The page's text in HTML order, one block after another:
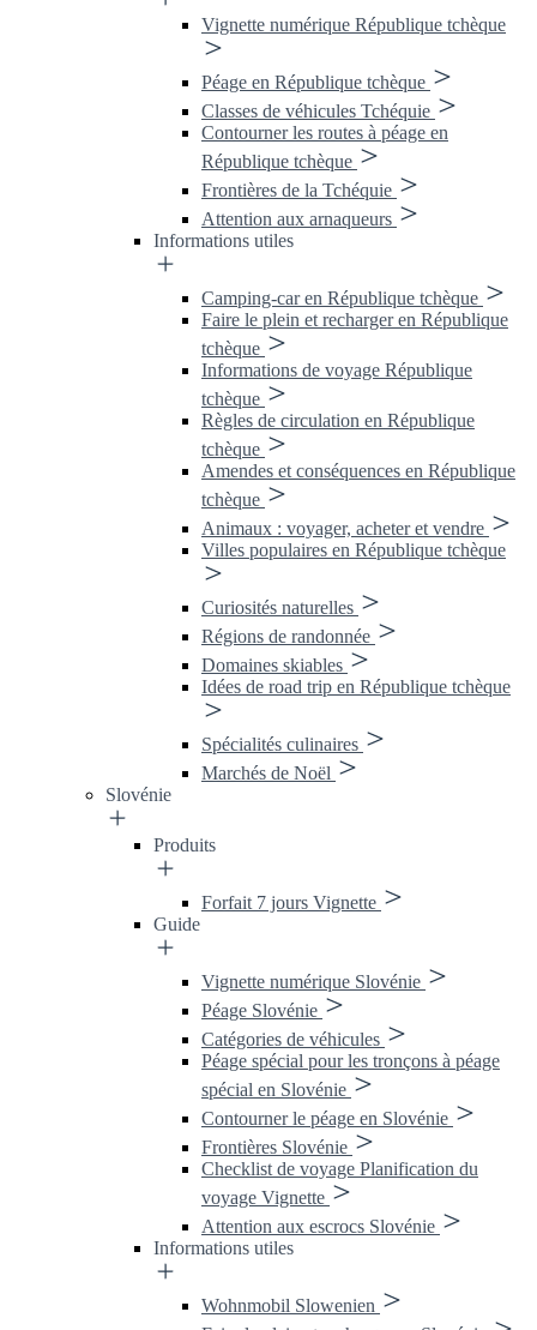
Vignette numérique République tchèque
Péage en République tchèque
Classes de véhicules Tchéquie
Contourner les routes à péage en
République tchèque
Frontières de la Tchéquie
Attention aux arnaqueurs
Informations utiles
Camping-car en République tchèque
Faire le plein et recharger en République
tchèque
Informations de voyage République
tchèque
Règles de circulation en République
tchèque
Amendes et conséquences en République
tchèque
Animaux : voyager, acheter et vendre
Villes populaires en République tchèque
Curiosités naturelles
Régions de randonnée
Domaines skiables
Idées de road trip en République tchèque
Spécialités culinaires
Marchés de Noël
Slovénie
Produits
Forfait 7 jours Vignette
Guide
Vignette numérique Slovénie
Péage Slovénie
Catégories de véhicules
Péage spécial pour les tronçons à péage
spécial en Slovénie
Contourner le péage en Slovénie
Frontières Slovénie
Checklist de voyage Planification du
voyage Vignette
Attention aux escrocs Slovénie
Informations utiles
Wohnmobil Slowenien